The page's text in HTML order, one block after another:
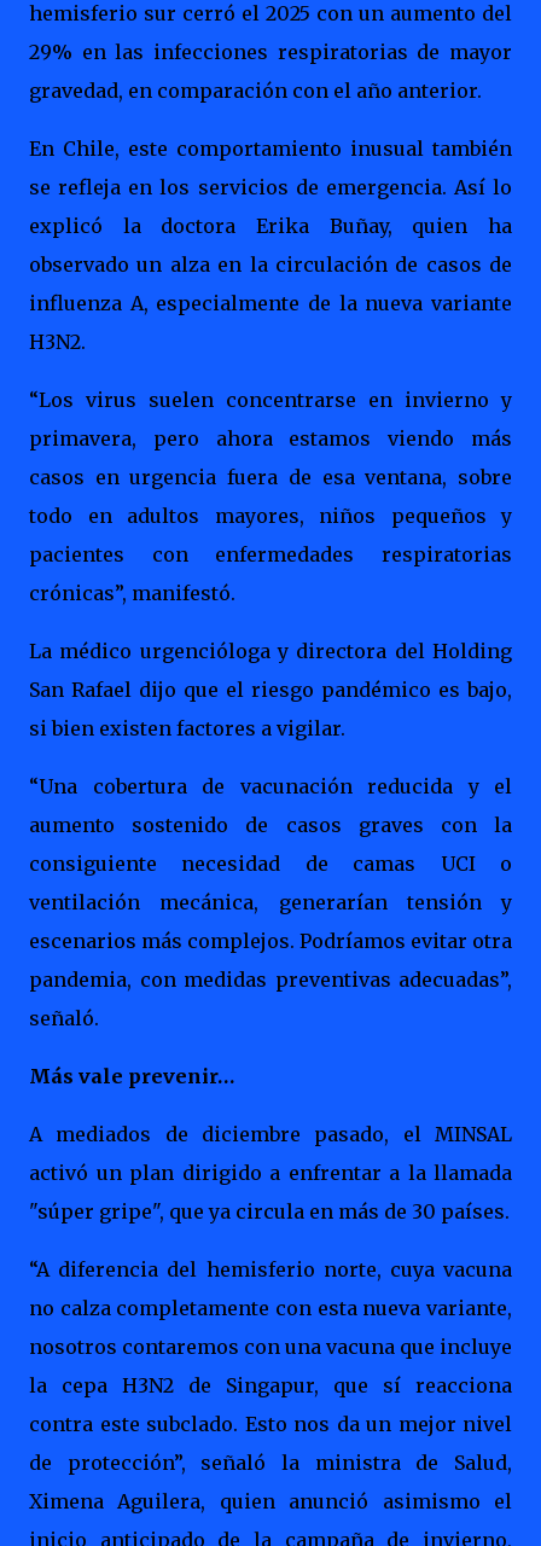
hemisferio sur cerró el 2025 con un aumento del
29% en las infecciones respiratorias de mayor
gravedad, en comparación con el año anterior.
En Chile, este comportamiento inusual también
se refleja en los servicios de emergencia. Así lo
explicó la doctora Erika Buñay, quien ha
observado un alza en la circulación de casos de
influenza A, especialmente de la nueva variante
H3N2.
“Los virus suelen concentrarse en invierno y
primavera, pero ahora estamos viendo más
casos en urgencia fuera de esa ventana, sobre
todo en adultos mayores, niños pequeños y
pacientes con enfermedades respiratorias
crónicas”, manifestó.
La médico urgencióloga y directora del Holding
San Rafael dijo que el riesgo pandémico es bajo,
si bien existen factores a vigilar.
“Una cobertura de vacunación reducida y el
aumento sostenido de casos graves con la
consiguiente necesidad de camas UCI o
ventilación mecánica, generarían tensión y
escenarios más complejos. Podríamos evitar otra
pandemia, con medidas preventivas adecuadas”,
señaló.
Más vale prevenir…
A mediados de diciembre pasado, el MINSAL
activó un plan dirigido a enfrentar a la llamada
"súper gripe", que ya circula en más de 30 países.
“A diferencia del hemisferio norte, cuya vacuna
no calza completamente con esta nueva variante,
nosotros contaremos con una vacuna que incluye
la cepa H3N2 de Singapur, que sí reacciona
contra este subclado. Esto nos da un mejor nivel
de protección”, señaló la ministra de Salud,
Ximena Aguilera, quien anunció asimismo el
inicio anticipado de la campaña de invierno,